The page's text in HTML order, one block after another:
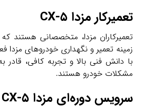
تعمیرکار مزدا CX-۵
تعمیرکاران مزدا، متخصصانی
زمینه تعمیر و نگهداری خودروهای مزدا
با دانش فنی بالا و تجربه کافی،
مشکلات خودرو هستند.
سرویس دوره‌ای مزدا CX-۵